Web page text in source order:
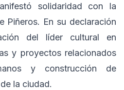
solidaridad con la
Piñeros. En su declaración
del líder cultural en
y proyectos relacionados
y construcción de
la ciudad.